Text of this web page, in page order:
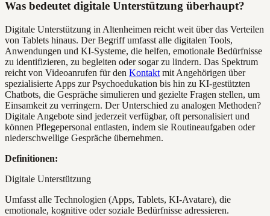
Was bedeutet digitale Unterstützung überhaupt?
Digitale Unterstützung in Altenheimen reicht weit über das Verteilen
von Tablets hinaus. Der Begriff umfasst alle digitalen Tools,
Anwendungen und KI-Systeme, die helfen, emotionale Bedürfnisse
zu identifizieren, zu begleiten oder sogar zu lindern. Das Spektrum
reicht von Videoanrufen für den Kontakt mit Angehörigen über
spezialisierte Apps zur Psychoedukation bis hin zu KI-gestützten
Chatbots, die Gespräche simulieren und gezielte Fragen stellen, um
Einsamkeit zu verringern. Der Unterschied zu analogen Methoden?
Digitale Angebote sind jederzeit verfügbar, oft personalisiert und
können Pflegepersonal entlasten, indem sie Routineaufgaben oder
niederschwellige Gespräche übernehmen.
Definitionen:
Digitale Unterstützung
Umfasst alle Technologien (Apps, Tablets, KI-Avatare), die
emotionale, kognitive oder soziale Bedürfnisse adressieren.